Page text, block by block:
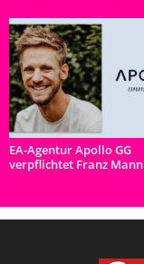
EA-Agentur Apollo GG
verpflichtet Franz Mann